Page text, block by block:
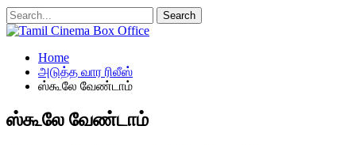
Home
அடுத்த வார ரிலீஸ்
ஸ்கூலே வேண்டாம்
ஸ்கூலே வேண்டாம்